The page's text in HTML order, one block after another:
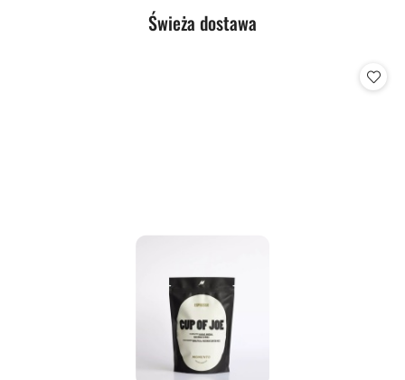
Pomiń karuzelę produktów
Produkty
Świeża dostawa